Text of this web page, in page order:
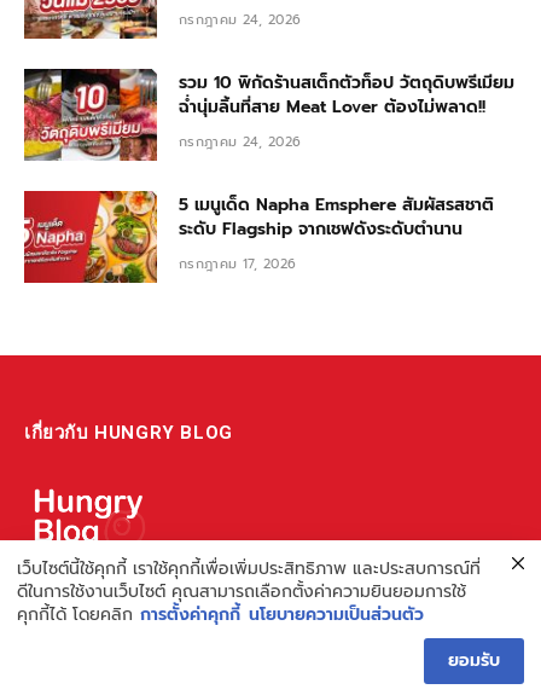
กรกฎาคม 24, 2026
รวม 10 พิกัดร้านสเต็กตัวท็อป วัตถุดิบพรีเมียม
ฉ่ำนุ่มลิ้นที่สาย Meat Lover ต้องไม่พลาด!!
กรกฎาคม 24, 2026
5 เมนูเด็ด Napha Emsphere สัมผัสรสชาติ
ระดับ Flagship จากเชฟดังระดับตำนาน
กรกฎาคม 17, 2026
เกี่ยวกับ HUNGRY BLOG
แหล่งรวมข้อมูล ข่าวสาร เกี่ยวกับร้านอาหารและเรื่องกิน ไม่ว่าจะเป็น
รีวิว ชี้เป้า รวมถึงความรู้ต่างๆ ที่เราอยากแชร์!
ไม่พอ เรายังมีความรู้เกี่ยวกับการทำร้านอาหาร เพื่อผู้ประกอบการ ที่
เว็บไซต์นี้ใช้คุกกี้ เราใช้คุกกี้เพื่อเพิ่มประสิทธิภาพ และประสบการณ์ที่
ดีในการใช้งานเว็บไซต์ คุณสามารถเลือกตั้งค่าความยินยอมการใช้
คุกกี้ได้ โดยคลิก การตั้งค่าคุกกี้ นโยบายความเป็นส่วนตัว
ยอมรับ